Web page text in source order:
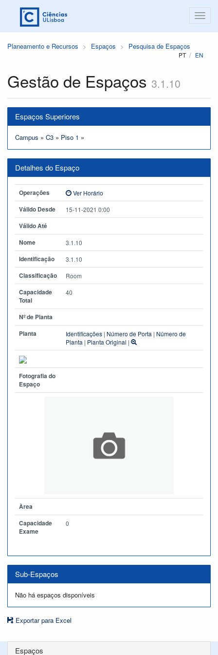
Planeamento e Recursos Espaços Pesquisa de Espaços
PT EN
Gestão de Espaços 3.1.10
Espaços Superiores
Campus » C3 » Piso 1 »
Detalhes do Espaço
Operações Ver Horário
Válido Desde 15-11-2021 0:00
Válido Até
Nome
3.1.10
Identificação 3.1.10
Classificação Room
Capacidade
Total
40
Nº de Planta
Planta
Identificações | Número de Porta | Número de
Planta | Planta Original |
Fotografia do
Espaço
Àrea
Capacidade
Exame
0
Sub-Espaços
Não há espaços disponíveis
Exportar para Excel
Espaços